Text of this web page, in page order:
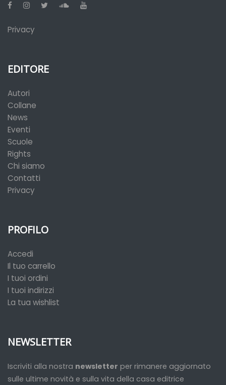
Privacy
EDITORE
Autori
Collane
News
Eventi
Scuole
Rights
Chi siamo
Contatti
Privacy
PROFILO
Accedi
Il tuo carrello
I tuoi ordini
I tuoi indirizzi
La tua wishlist
NEWSLETTER
Iscriviti alla nostra newsletter per rimanere aggiornato
sulle ultime novità e sulla vita della casa editrice